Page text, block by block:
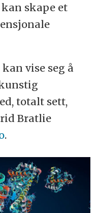
skape et
vise seg å
totalt sett,
Bratlie
.